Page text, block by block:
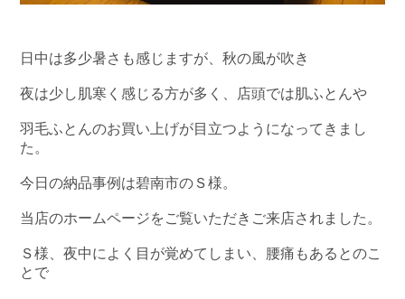
日中は多少暑さも感じますが、秋の風が吹き
夜は少し肌寒く感じる方が多く、店頭では肌ふとんや
羽毛ふとんのお買い上げが目立つようになってきまし
た。
今日の納品事例は碧南市のＳ様。
当店のホームページをご覧いただきご来店されました。
Ｓ様、夜中によく目が覚めてしまい、腰痛もあるとのこ
とで